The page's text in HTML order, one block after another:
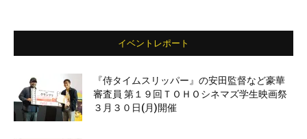
イベントレポート
『侍タイムスリッパー』の安田監督など豪華
審査員 第１９回ＴＯＨＯシネマズ学生映画祭
３月３０日(月)開催